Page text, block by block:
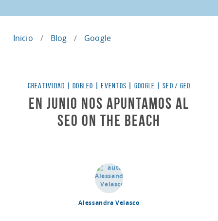
Inicio Blog Google
CREATIVIDAD |DOBLEO |EVENTOS GOOGLE |SEO / GEO
En junio nos apuntamos al
SEO ON THE BEACH
Alessandra Velasco